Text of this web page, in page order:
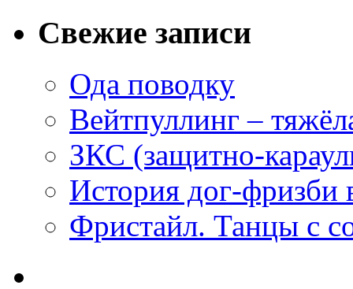
Свежие записи
Ода поводку
Вейтпуллинг –
ЗКС (защитно-
История дог-фризби
Фристайл. Танцы с